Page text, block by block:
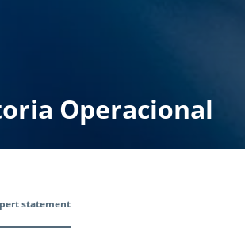
Operacional
statement